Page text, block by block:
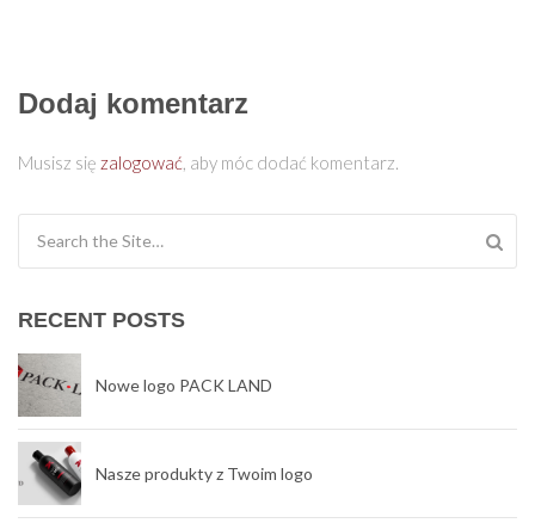
Dodaj komentarz
Musisz się zalogować, aby móc dodać komentarz.
RECENT POSTS
Nowe logo PACK LAND
Nasze produkty z Twoim logo